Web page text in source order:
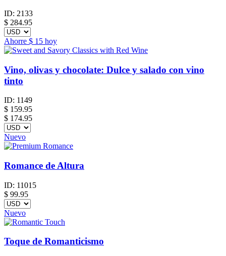
ID: 2133
$ 284.95
Ahorre $ 15 hoy
Vino, olivas y chocolate: Dulce y salado con vino
tinto
ID: 1149
$ 159.95
$ 174.95
Nuevo
Romance de Altura
ID: 11015
$ 99.95
Nuevo
Toque de Romanticismo